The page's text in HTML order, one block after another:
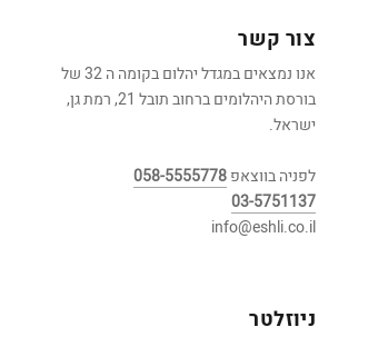
צור קשר
אנו נמצאים במגדל יהלום בקומה ה 32 של
בורסת היהלומים ברחוב תובל 21, רמת גן,
ישראל.
לפניה בווצאפ058-5555778
03-5751137
info@eshli.co.il
ניוזלטר